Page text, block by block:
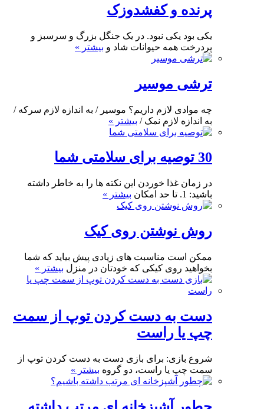
پرنده و کفشدوزک
یکی بود یکی نبود. در یک جنگل بزرگ و سرسبز و
پردرخت همه حیوانات شاد و بیشتر »
ترشی موسیر
چه موادی لازم داریم؟ موسیر / به اندازه لازم سرکه /
به اندازه لازم نمک / بیشتر »
30 توصیه برای سلامتی شما
در زمان غذا خوردن این نکته ها را به خاطر داشته
باشید: 1. تا حد امکان
بیشتر »
روش نوشتن روی کیک
ممکن است مناسبت های زیادی پیش بیاید که شما
بخواهید روی کیکی که خودتان در منزل بیشتر »
دست به دست کردن توپ از سمت
چپ یا راست
شروع بازی: برای بازی دست به دست کردن توپ از
سمت چپ یا راست، دو گروه بیشتر »